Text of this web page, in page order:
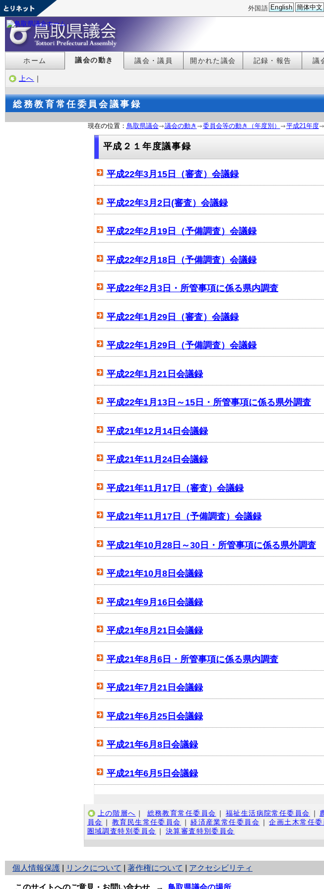
外国語 English 簡体中文
ホーム 議会の動き 議会・議員 開かれた議会 記録・報告 議
上へ ｜
総務教育常任委員会議事録
現在の位置： 鳥取県議会 議会の動き 委員会等の動き（年度別） 平成21年度
平成２１年度議事録
平成22年3月15日（審査）会議録
平成22年3月2日(審査）会議録
平成22年2月19日（予備調査）会議録
平成22年2月18日（予備調査）会議録
平成22年2月3日・所管事項に係る県内調査
平成22年1月29日（審査）会議録
平成22年1月29日（予備調査）会議録
平成22年1月21日会議録
平成22年1月13日～15日・所管事項に係る県外調査
平成21年12月14日会議録
平成21年11月24日会議録
平成21年11月17日（審査）会議録
平成21年11月17日（予備調査）会議録
平成21年10月28日～30日・所管事項に係る県外調査
平成21年10月8日会議録
平成21年9月16日会議録
平成21年8月21日会議録
平成21年8月6日・所管事項に係る県内調査
平成21年7月21日会議録
平成21年6月25日会議録
平成21年6月8日会議録
平成21年6月5日会議録
上の階層へ ｜ 総務教育常任委員会 ｜ 福祉生活病院常任委員会 ｜
員会 ｜ 教育民生常任委員会 ｜ 経済産業常任委員会 ｜ 企画土木常任委
圏域調査特別委員会 ｜ 決算審査特別委員会
個人情報保護
と
り
ネ
リンクについて 著作権について アクセシビリティ